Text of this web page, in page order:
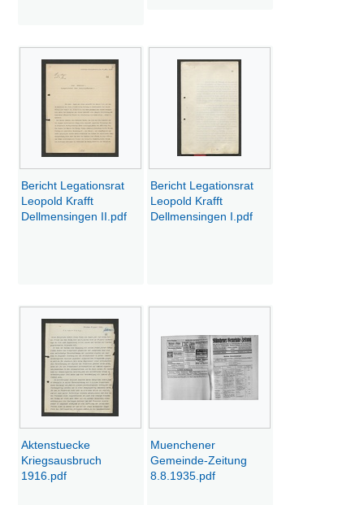
Bericht Legationsrat
Leopold Krafft
Dellmensingen II.pdf
Bericht Legationsrat
Leopold Krafft
Dellmensingen I.pdf
Aktenstuecke
Kriegsausbruch
1916.pdf
Muenchener
Gemeinde-Zeitung
8.8.1935.pdf